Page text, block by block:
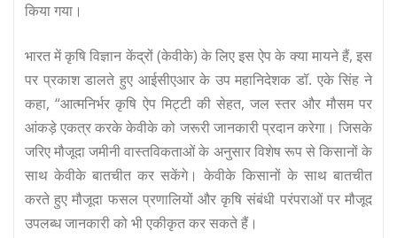
किया गया।
भारत में कृषि विज्ञान केंद्रों (केवीके) के लिए इस ऐप के क्या मायने हैं, इस
पर प्रकाश डालते हुए आईसीएआर के उप महानिदेशक डॉ. एके सिंह ने
कहा, “आत्मनिर्भर कृषि ऐप मिट्टी की सेहत, जल स्तर और मौसम पर
आंकड़े एकत्र करके केवीके को जरूरी जानकारी प्रदान करेगा। जिसके
जरिए मौजूदा जमीनी वास्तविकताओं के अनुसार विशेष रूप से किसानों के
साथ केवीके बातचीत कर सकेंगे। केवीके किसानों के साथ बातचीत
करते हुए मौजूदा फसल प्रणालियों और कृषि संबंधी परंपराओं पर मौजूद
उपलब्ध जानकारी को भी एकीकृत कर सकते हैं।